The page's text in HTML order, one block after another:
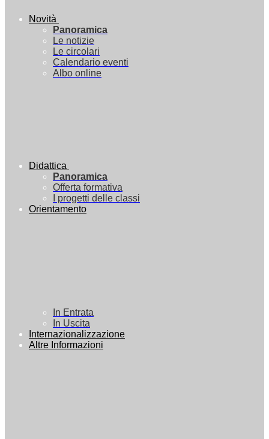
Novità
Panoramica
Le notizie
Le circolari
Calendario eventi
Albo online
Didattica
Panoramica
Offerta formativa
I progetti delle classi
Orientamento
In Entrata
In Uscita
Internazionalizzazione
Altre Informazioni